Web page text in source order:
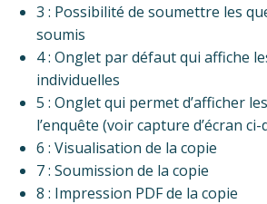
3 : Possibilité de soumettre les
soumis
4 : Onglet par défaut qui affiche
individuelles
5 : Onglet qui permet d’afficher
l’enquête (voir capture d’écran ci-
6 : Visualisation de la copie
7 : Soumission de la copie
8 : Impression PDF de la copie